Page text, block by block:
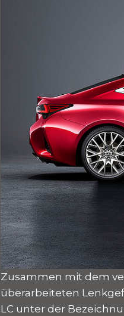
Zusammen mit dem
überarbeiteten
LC unter der